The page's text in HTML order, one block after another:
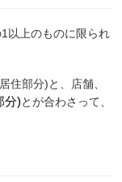
以上のものに限られ
住部分)と、店舗、
分)とが合わさって、